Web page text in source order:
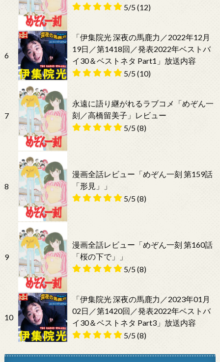
5/5(12)
6
「伊集院光 深夜の馬鹿力／2022年12月
19日／第1418回／発表2022年ベストバ
イ30＆ベストネタ Part1」放送内容
5/5(10)
7
永遠に語り継がれるラブコメ「めぞん一
刻／高橋留美子」レビュー
5/5(8)
8
漫画全話レビュー「めぞん一刻 第159話
「形見」」
5/5(8)
9
漫画全話レビュー「めぞん一刻 第160話
「桜の下で」」
5/5(8)
10
「伊集院光 深夜の馬鹿力／2023年01月
02日／第1420回／発表2022年ベストバ
イ30＆ベストネタ Part3」放送内容
5/5(8)